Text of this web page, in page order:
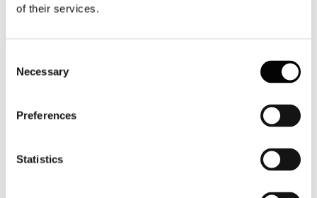
of their services.
Selection
Necessary
Preferences
Statistics
Milano
Fax. +39 02-290.033.96